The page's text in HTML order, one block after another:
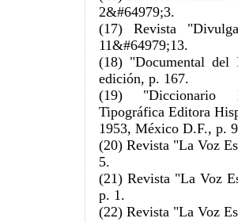
2&#64979;3.
(17) Revista
11&#64979;13.
(18) "Documental del
edición, p. 167.
(19) "Diccionario
Tipográfica Editora
1953, México D.F., p.
(20) Revista "La Voz
5.
(21) Revista "La Voz
p. 1.
(22) Revista "La Voz